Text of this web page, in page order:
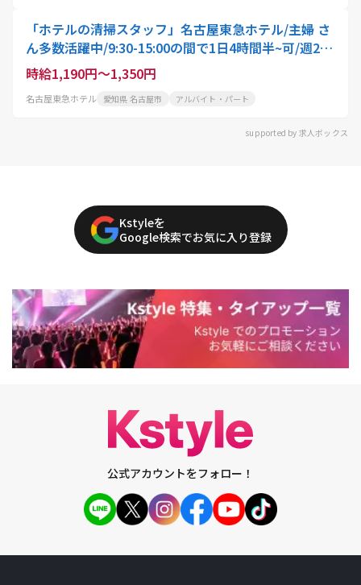
「ホテルの清掃スタッフ」名古屋東急ホテル/主婦 さ
ん多数活躍中/9:30-15:00の間で1日4時間半~可/週2勤
務可/接客ナシ/ひとり作業が中心
時給1,190円～1,350円
名古屋東急ホテル 愛知県 名古屋市 アルバイト・パート
supported by 求人ボックス
Kstyleを
Google検索でお気に入り登録
公式アカウントをフォロー！